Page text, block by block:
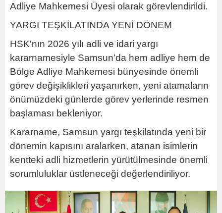
Adliye Mahkemesi Üyesi olarak görevlendirildi.
YARGI TEŞKİLATINDA YENİ DÖNEM
HSK'nın 2026 yılı adli ve idari yargı
kararnamesiyle Samsun'da hem adliye hem de
Bölge Adliye Mahkemesi bünyesinde önemli
görev değişiklikleri yaşanırken, yeni atamaların
önümüzdeki günlerde görev yerlerinde resmen
başlaması bekleniyor.
Kararname, Samsun yargı teşkilatında yeni bir
dönemin kapısını aralarken, atanan isimlerin
kentteki adli hizmetlerin yürütülmesinde önemli
sorumluluklar üstleneceği değerlendiriliyor.